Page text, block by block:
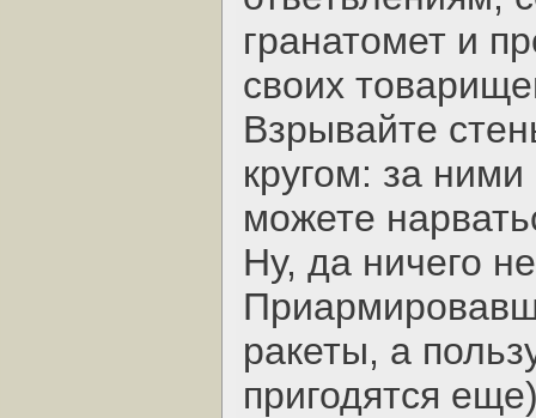
гранатомет и
своих
Взрывайте
кругом: за
можете
Ну, да ничего
ракеты, а
пригодятся